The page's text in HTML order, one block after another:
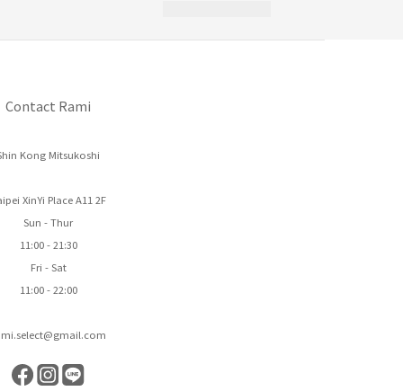
Contact Rami
Kong Mitsukoshi
XinYi Place A11 2F
Sun - Thur
11:00 - 21:30
Fri - Sat
11:00 - 22:00